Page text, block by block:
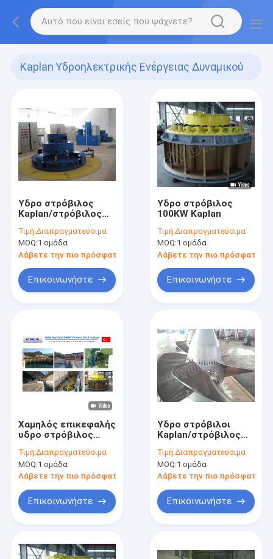
Kaplan Υδροηλεκτρικής Ενέργειας Δυναμικού
(19)
Υδρο στρόβιλος
Kaplan/στρόβιλος
Τιμή:Διαπραγματεύσιμα
MOQ:1 ομάδα
Λάβετε την πιο πρόσφατη τιμή
Επικοινωνήστε
Υδρο στρόβιλος
100KW Kaplan
Τιμή:Διαπραγματεύσιμα
MOQ:1 ομάδα
Λάβετε την πιο πρόσφατη
Επικοινωνήστε
Χαμηλός επικεφαλής
υδρο στρόβιλος
Τιμή:Διαπραγματεύσιμα
MOQ:1 ομάδα
Λάβετε την πιο πρόσφατη τιμή
Επικοινωνήστε
Υδρο στρόβιλοι
Kaplan/στρόβιλος
Τιμή:Διαπραγματεύσιμα
MOQ:1 ομάδα
Λάβετε την πιο πρόσφατη
Επικοινωνήστε